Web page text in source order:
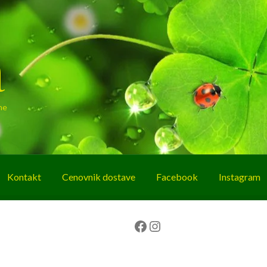
Kontakt Cenovnik dostave Facebook Instagram
Facebook Instagram